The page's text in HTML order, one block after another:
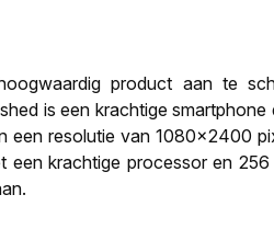
product aan te
is een krachtige
een resolutie van 1080x2400
krachtige processor en 256